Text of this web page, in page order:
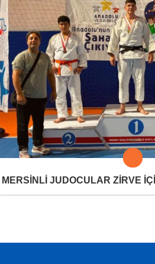
MERSİNLİ JUDOCULAR ZİRVE